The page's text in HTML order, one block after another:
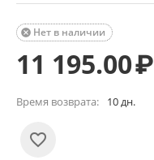
Нет в наличии

11 195.00₽
Время возврата: 10 дн.